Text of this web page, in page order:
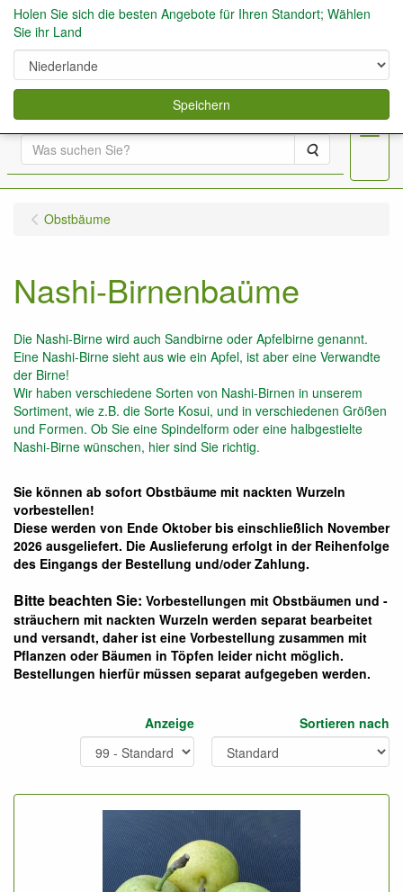
Suche
Menu
Obstbäume
Nashi-Birnenbaüme
Die Nashi-Birne wird auch Sandbirne oder Apfelbirne genannt.
Eine Nashi-Birne sieht aus wie ein Apfel, ist aber eine Verwandte
der Birne!
Wir haben verschiedene Sorten von Nashi-Birnen in unserem
Sortiment, wie z.B. die Sorte Kosui, und in verschiedenen Größen
und Formen. Ob Sie eine Spindelform oder eine halbgestielte
Nashi-Birne wünschen, hier sind Sie richtig.
Sie können ab sofort Obstbäume mit nackten Wurzeln
vorbestellen!
Diese werden von Ende Oktober bis einschließlich November
2026 ausgeliefert. Die Auslieferung erfolgt in der Reihenfolge
des Eingangs der Bestellung und/oder Zahlung.
Bitte beachten Sie: Vorbestellungen mit Obstbäumen und -
sträuchern mit nackten Wurzeln werden separat bearbeitet
und versandt, daher ist eine Vorbestellung zusammen mit
Pflanzen oder Bäumen in Töpfen leider nicht möglich.
Bestellungen hierfür müssen separat aufgegeben werden.
Anzeige Sortieren nach
Holen Sie sich die besten Angebote für Ihren Standort; Wählen
Sie ihr Land
Speichern